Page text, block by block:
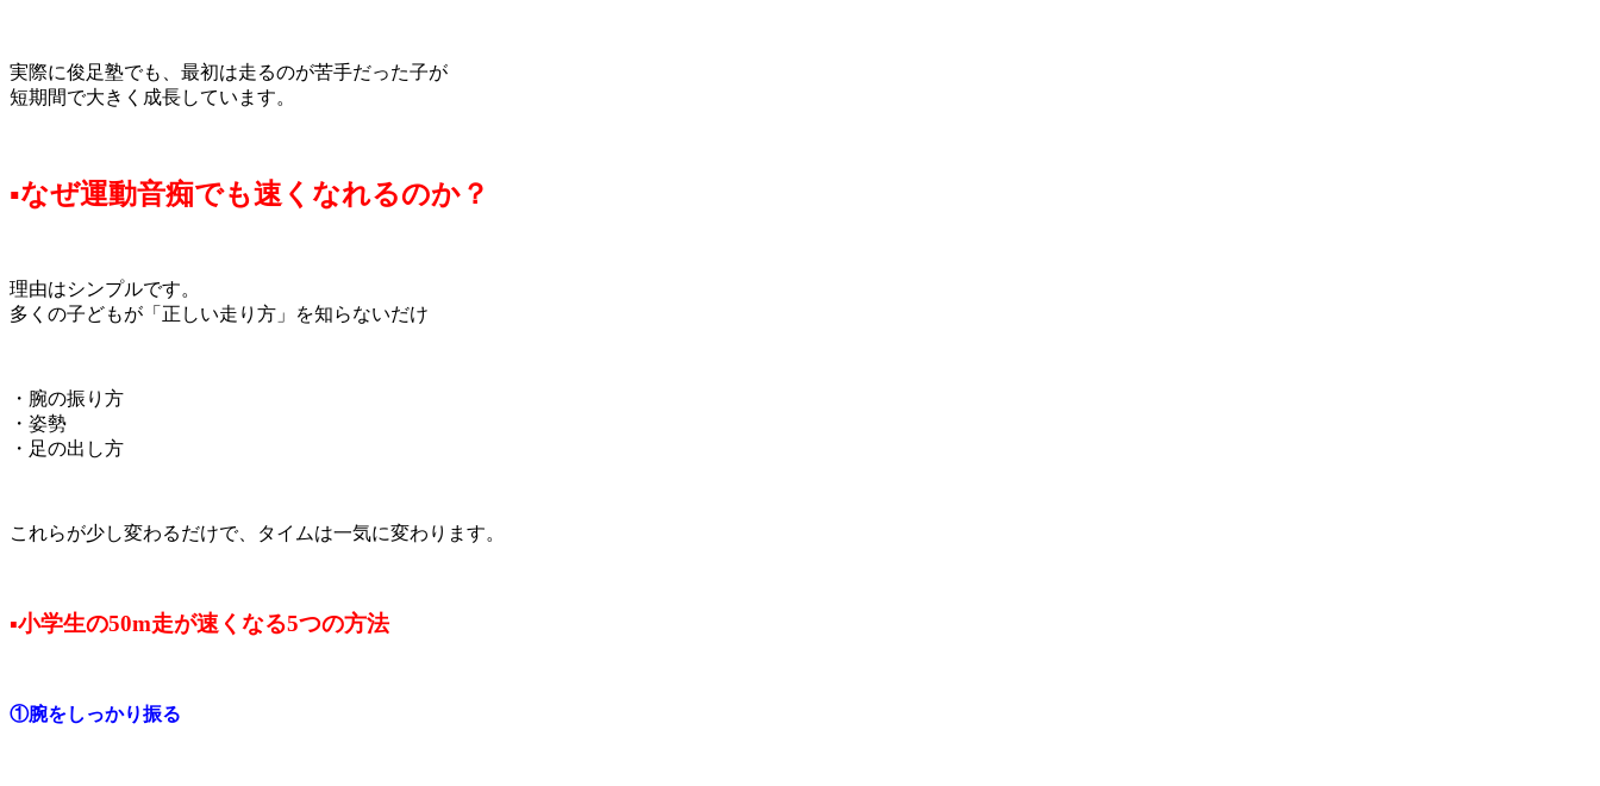
実際に俊足塾でも、最初は走るのが苦手だった子が
短期間で大きく成長しています。
▪なぜ運動音痴でも速くなれるのか？
理由はシンプルです。
多くの子どもが「正しい走り方」を知らないだけ
・腕の振り方
・姿勢
・足の出し方
これらが少し変わるだけで、タイムは一気に変わります。
▪小学生の50m走が速くなる5つの方法
①腕をしっかり振る